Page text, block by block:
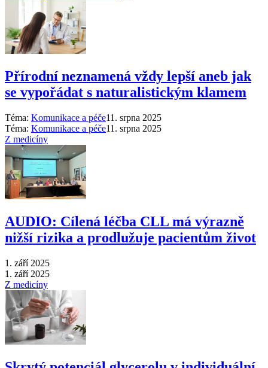
Přírodní neznamená vždy lepší aneb jak
se vypořádat s naturalistickým klamem
Téma: Komunikace a péče11. srpna 2025
Téma: Komunikace a péče11. srpna 2025
Z medicíny
AUDIO: Cílená léčba CLL má výrazně
nižší rizika a prodlužuje pacientům život
1. září 2025
1. září 2025
Z medicíny